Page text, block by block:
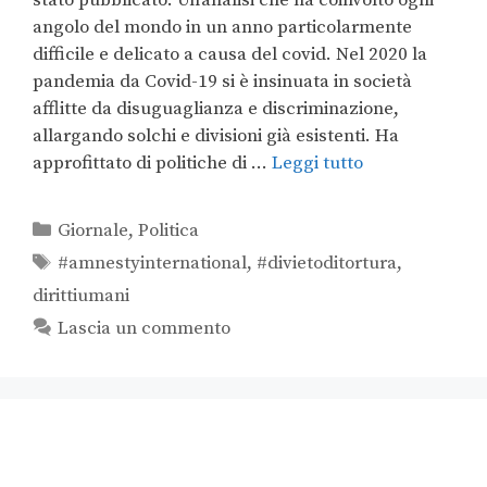
angolo del mondo in un anno particolarmente
difficile e delicato a causa del covid. Nel 2020 la
pandemia da Covid-19 si è insinuata in società
afflitte da disuguaglianza e discriminazione,
allargando solchi e divisioni già esistenti. Ha
approfittato di politiche di … Leggi tutto
Giornale,Politica
#amnestyinternational, #divietoditortura,
dirittiumani
Lascia un commento